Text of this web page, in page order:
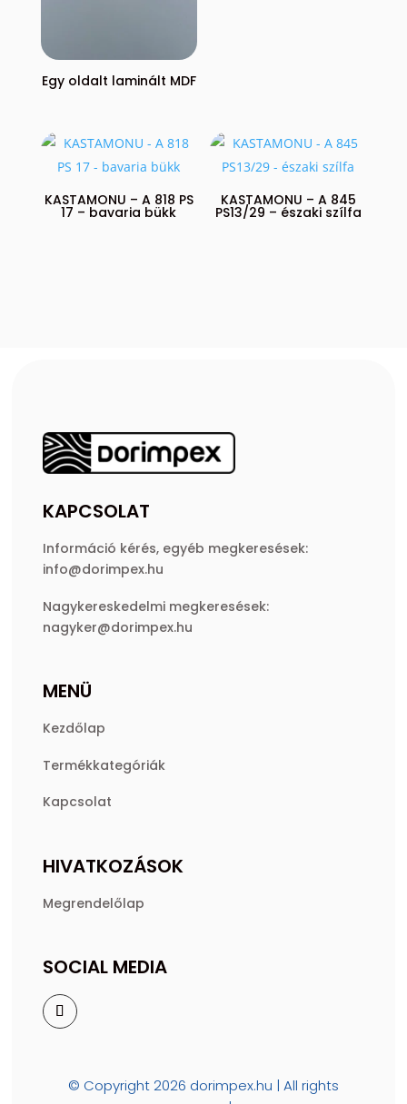
Egy oldalt laminált MDF
KASTAMONU – A 818 PS
17 – bavaria bükk
KASTAMONU – A 845
PS13/29 – északi szílfa
KAPCSOLAT
Információ kérés, egyéb megkeresések:
info@dorimpex.hu
Nagykereskedelmi megkeresések:
nagyker@dorimpex.hu
MENÜ
Kezdőlap
Termékkategóriák
Kapcsolat
HIVATKOZÁSOK
Megrendelőlap
SOCIAL MEDIA
© Copyright 2026 dorimpex.hu | All rights